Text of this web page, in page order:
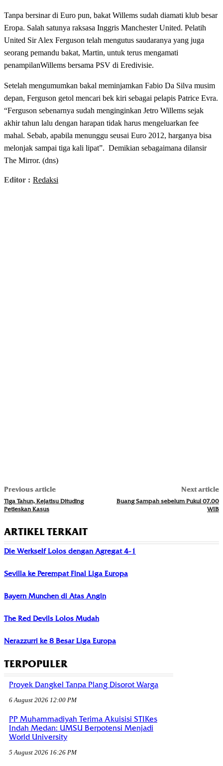
Tanpa bersinar di Euro pun, bakat Willems sudah diamati klub besar
Eropa. Salah satunya raksasa Inggris Manchester United. Pelatih
United Sir Alex Ferguson telah mengutus saudaranya yang juga
seorang pemandu bakat, Martin, untuk terus mengamati
penampilanWillems bersama PSV di Eredivisie.
Setelah mengumumkan bakal meminjamkan Fabio Da Silva musim
depan, Ferguson getol mencari bek kiri sebagai pelapis Patrice Evra.
“Ferguson sebenarnya sudah menginginkan Jetro Willems sejak
akhir tahun lalu dengan harapan tidak harus mengeluarkan fee
mahal. Sebab, apabila menunggu seusai Euro 2012, harganya bisa
melonjak sampai tiga kali lipat”. Demikian sebagaimana dilansir
The Mirror. (dns)
Editor : Redaksi
Previous article
Tiga Tahun, Kejatisu Dituding
Petieskan Kasus
Next article
Buang Sampah sebelum Pukul 07.00
WIB
ARTIKEL TERKAIT
Die Werkself Lolos dengan Agregat 4-1
Sevilla ke Perempat Final Liga Europa
Bayern Munchen di Atas Angin
The Red Devils Lolos Mudah
Nerazzurri ke 8 Besar Liga Europa
TERPOPULER
Proyek Dangkel Tanpa Plang Disorot Warga
6 August 2026 12:00 PM
PP Muhammadiyah Terima Akuisisi STIKes
Indah Medan: UMSU Berpotensi Menjadi
World University
5 August 2026 16:26 PM